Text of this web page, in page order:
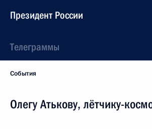
Президент России
Телеграммы
События
Олегу Атькову, лётчику-